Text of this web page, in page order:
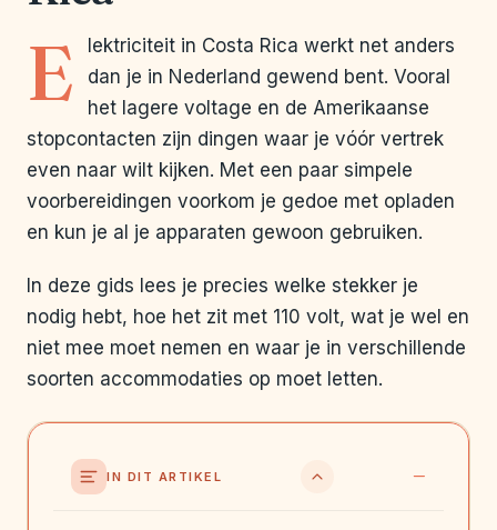
E
lektriciteit in Costa Rica werkt net anders
dan je in Nederland gewend bent. Vooral
het lagere voltage en de Amerikaanse
stopcontacten zijn dingen waar je vóór vertrek
even naar wilt kijken. Met een paar simpele
voorbereidingen voorkom je gedoe met opladen
en kun je al je apparaten gewoon gebruiken.
In deze gids lees je precies welke stekker je
nodig hebt, hoe het zit met 110 volt, wat je wel en
niet mee moet nemen en waar je in verschillende
soorten accommodaties op moet letten.
IN DIT ARTIKEL